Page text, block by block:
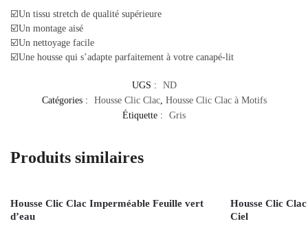
☑️Un tissu stretch de qualité supérieure
☑️Un montage aisé
☑️Un nettoyage facile
☑️Une housse qui s’adapte parfaitement à votre canapé-lit
UGS :
ND
Catégories :
Housse Clic Clac, Housse Clic Clac à Motifs
Étiquette :
Gris
Produits similaires
Housse Clic Clac Imperméable Feuille vert
d’eau
Housse Clic
Ciel